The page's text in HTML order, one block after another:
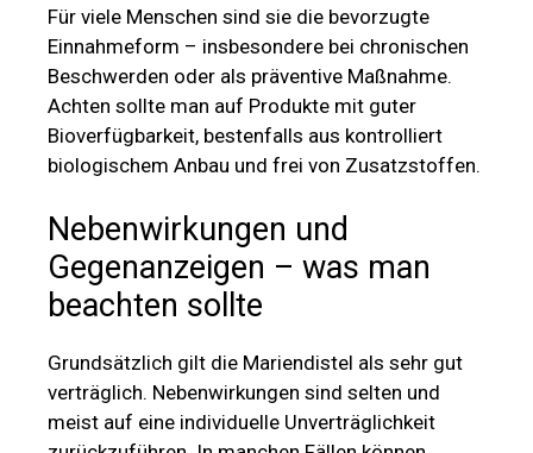
Für viele Menschen sind sie die bevorzugte
Einnahmeform – insbesondere bei chronischen
Beschwerden oder als präventive Maßnahme.
Achten sollte man auf Produkte mit guter
Bioverfügbarkeit, bestenfalls aus kontrolliert
biologischem Anbau und frei von Zusatzstoffen.
Nebenwirkungen und
Gegenanzeigen – was man
beachten sollte
Grundsätzlich gilt die Mariendistel als sehr gut
verträglich. Nebenwirkungen sind selten und
meist auf eine individuelle Unverträglichkeit